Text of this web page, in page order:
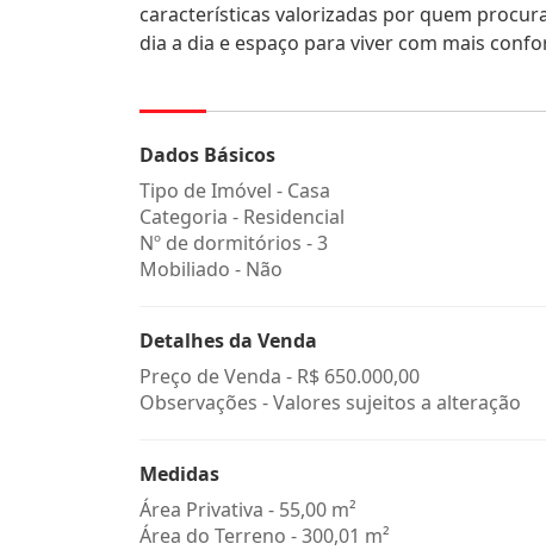
características valorizadas por quem
dia a dia e espaço para viver com mais
Dados Básicos
Tipo de Imóvel - Casa
Categoria - Residencial
Nº de dormitórios - 3
Mobiliado - Não
Detalhes da Venda
Preço de Venda - R$ 650.000,00
Observações - Valores sujeitos a alteração
Medidas
Área Privativa - 55,00 m²
Área do Terreno - 300,01 m²